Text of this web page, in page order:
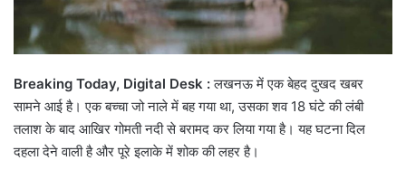
Breaking Today, Digital Desk :लखनऊ में एक बेहद दुखद खबर
सामने आई है। एक बच्चा जो नाले में बह गया था, उसका शव 18 घंटे की लंबी
तलाश के बाद आखिर गोमती नदी से बरामद कर लिया गया है। यह घटना दिल
दहला देने वाली है और पूरे इलाके में शोक की लहर है।